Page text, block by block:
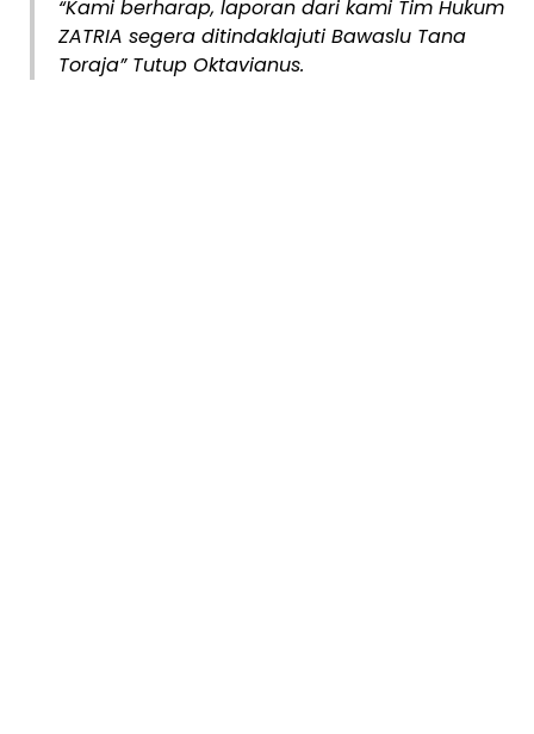
“Kami berharap, laporan dari kami Tim Hukum
ZATRIA segera ditindaklajuti Bawaslu Tana
Toraja” Tutup Oktavianus.